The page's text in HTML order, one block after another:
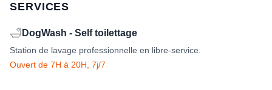
SERVICES
🛁 DogWash - Self toilettage
Station de lavage professionnelle en libre-service.
Ouvert de 7H à 20H, 7j/7